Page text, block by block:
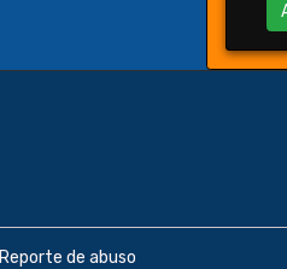
Reporte de abuso